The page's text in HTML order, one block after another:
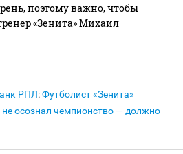
поэтому важно, чтобы
«Зенита» Михаил
РПЛ:Футболист «Зенита»
осознал чемпионство — должно